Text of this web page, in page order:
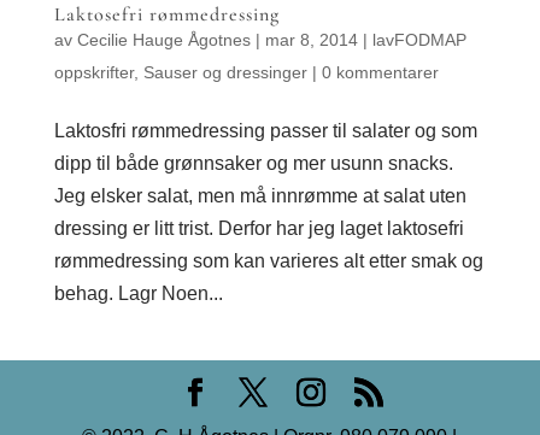
Laktosefri rømmedressing
av Cecilie Hauge Ågotnes| mar 8, 2014| lavFODMAP
oppskrifter, Sauser og dressinger| 0 kommentarer
Laktosfri rømmedressing passer til salater og som
dipp til både grønnsaker og mer usunn snacks.
Jeg elsker salat, men må innrømme at salat uten
dressing er litt trist. Derfor har jeg laget laktosefri
rømmedressing som kan varieres alt etter smak og
behag. Lagr Noen...